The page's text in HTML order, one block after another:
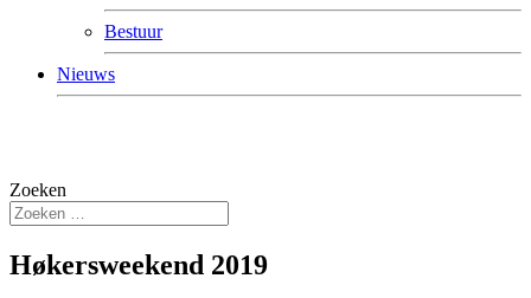
Bestuur
Nieuws
Zoeken
Høkersweekend 2019